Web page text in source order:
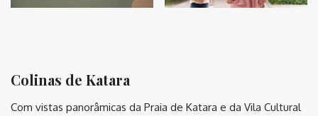
Colinas de Katara
Com vistas panorâmicas da Praia de Katara e da Vila Cultural